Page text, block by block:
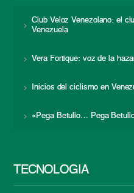
Club Veloz Venezolano: el
Venezuela
Vera Fortique: voz de la
Inicios del ciclismo en
«Pega Betulio… Pega
TECNOLOGÍA